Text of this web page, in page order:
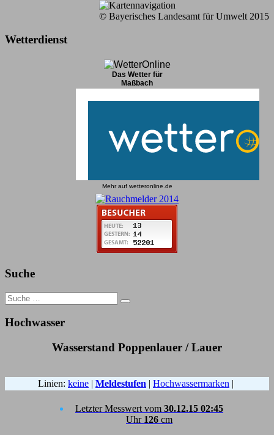
© Bayerisches Landesamt für Umwelt 2015
Wetterdienst
Das Wetter für
Maßbach
Mehr auf wetteronline.de
Suche
Search
for:
Hochwasser
Wasserstand Poppenlauer / Lauer
Linien: keine | Meldestufen | Hochwassermarken |
Letzter Messwert vom 30.12.15 02:45
Uhr 126 cm